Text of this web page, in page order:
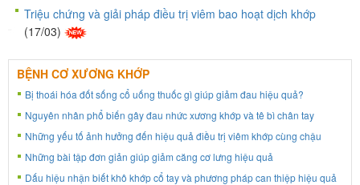
Triệu chứng và giải pháp điều trị viêm bao hoạt dịch khớp
(17/03)
BỆNH CƠ XƯƠNG KHỚP
Bị thoái hóa đốt sống cổ uống thuốc gì giúp giảm đau hiệu quả?
Nguyên nhân phổ biến gây đau nhức xương khớp và tê bì chân tay
Những yếu tố ảnh hưởng đến hiệu quả điều trị viêm khớp cùng chậu
Những bài tập đơn giản giúp giảm căng cơ lưng hiệu quả
Dấu hiệu nhận biết khô khớp cổ tay và phương pháp can thiệp hiệu quả